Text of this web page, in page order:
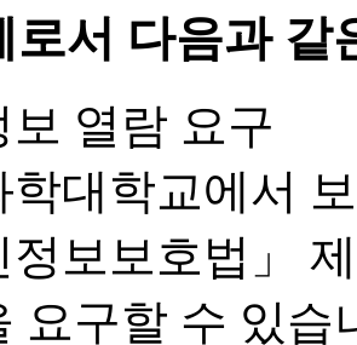
로서 다음과 같
보 열람 요구
학대학교에서
정보보호법」
요구할 수 있습